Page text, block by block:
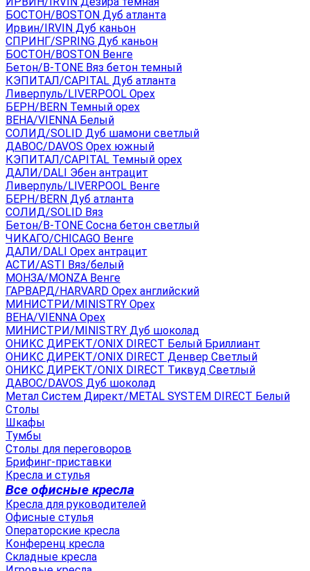
БОСТОН/BOSTON Дуб атланта
Ирвин/IRVIN Дуб каньон
СПРИНГ/SPRING Дуб каньон
БОСТОН/BOSTON Венге
Бетон/B-TONE Вяз бетон темный
КЭПИТАЛ/CAPITAL Дуб атланта
Ливерпуль/LIVERPOOL Орех
БЕРН/BERN Темный орех
ВЕНА/VIENNA Белый
СОЛИД/SOLID Дуб шамони светлый
ДАВОС/DAVOS Орех южный
КЭПИТАЛ/CAPITAL Темный орех
ДАЛИ/DALI Эбен антрацит
Ливерпуль/LIVERPOOL Венге
БЕРН/BERN Дуб атланта
СОЛИД/SOLID Вяз
Бетон/B-TONE Сосна бетон светлый
ЧИКАГО/CHICAGO Венге
ДАЛИ/DALI Орех антрацит
АСТИ/ASTI Вяз/белый
МОНЗА/MONZA Венге
ГАРВАРД/HARVARD Орех английский
МИНИСТРИ/MINISTRY Орех
ВЕНА/VIENNA Орех
МИНИСТРИ/MINISTRY Дуб шоколад
ОНИКС ДИРЕКТ/ONIX DIRECT Белый Бриллиант
ОНИКС ДИРЕКТ/ONIX DIRECT Денвер Светлый
ОНИКС ДИРЕКТ/ONIX DIRECT Тиквуд Светлый
ДАВОС/DAVOS Дуб шоколад
Метал Систем Директ/METAL SYSTEM DIRECT Белый
Столы
Шкафы
Тумбы
Столы для переговоров
Брифинг-приставки
Кресла и стулья
Все офисные кресла
Кресла для руководителей
Офисные стулья
Операторские кресла
Конференц кресла
Складные кресла